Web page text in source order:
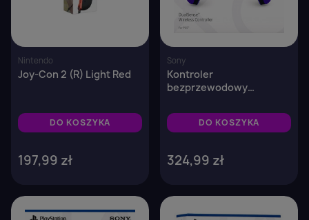
Nintendo
Joy-Con 2 (R) Light Red
DO KOSZYKA
197,99 zł
Sony
Kontroler
bezprzewodowy
Purple – do konsoli PS5,
komputerów PC i Mac
DO KOSZYKA
324,99 zł
favorite_border favorite_border